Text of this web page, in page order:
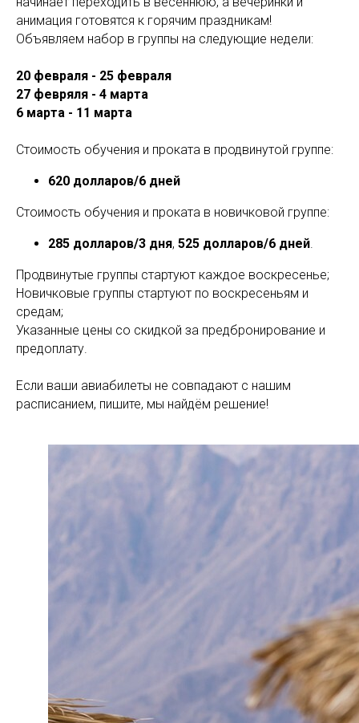
анимация готовятся к горячим праздникам!
Объявляем набор в группы на следующие недели:
20 февраля - 25 февраля
27 февряля - 4 марта
6 марта - 11 марта
Стоимость обучения и проката в продвинутой группе:
620 долларов/6 дней
Стоимость обучения и проката в новичковой группе:
285 долларов/3 дня, 525 долларов/6 дней.
Продвинутые группы стартуют каждое воскресенье;
Новичковые группы стартуют по воскресеньям и
средам;
Указанные цены со скидкой за предбронирование и
предоплату.
Если ваши авиабилеты не совпадают с нашим
расписанием, пишите, мы найдём решение!